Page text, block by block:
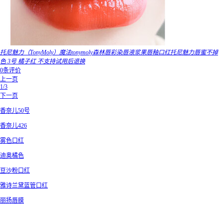
托尼魅力（TonyMoly）魔法tonymoly森林唇彩染唇液浆果唇釉口红托尼魅力唇蜜不掉
色 3号 橘子红 不支持试用后退换
0条评价
上一页
1/3
下一页
香奈儿50号
香奈儿426
雾色口红
迪奥橘色
豆沙粉口红
雅诗兰黛蓝管口红
丽扬唇膜